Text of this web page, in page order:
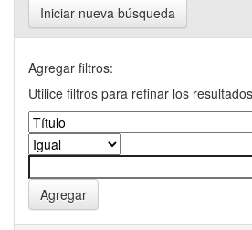
Iniciar nueva búsqueda
Agregar filtros:
Utilice filtros para refinar los